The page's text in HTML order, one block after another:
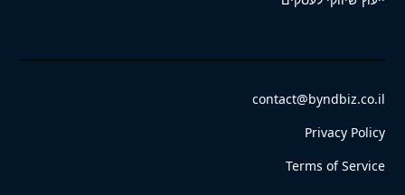
contact@byndbiz.co.il
Privacy Policy
Terms of Service